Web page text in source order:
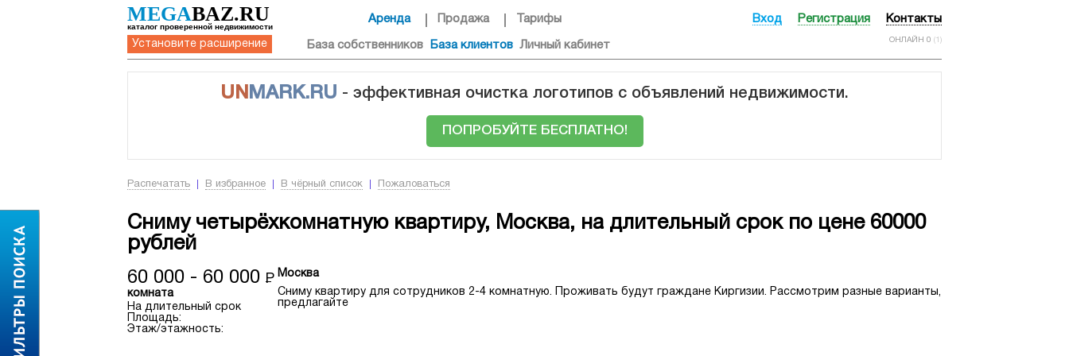
MEGABAZ.RU
каталог проверенной недвижимости
Установите расширение
Аренда Продажа Тарифы
База собственников База клиентов Личный кабинет
Контакты
Регистрация
Вход
ОНЛАЙН 0 (1)
UN MARK.RU - эффективная очистка логотипов с объявлений недвижимости.
ПОПРОБУЙТЕ БЕСПЛАТНО!
Распечатать В избранное В чёрный список Пожаловаться
Сниму четырёхкомнатную квартиру, Москва, на длительный срок по цене 60000
рублей
60 000 - 60 000 Р
комната
На длительный срок
Площадь:
Этаж/этажность:
Москва
Сниму квартиру для сотрудников 2-4 комнатную. Проживать будут граждане Киргизии. Рассмотрим разные варианты,
предлагайте